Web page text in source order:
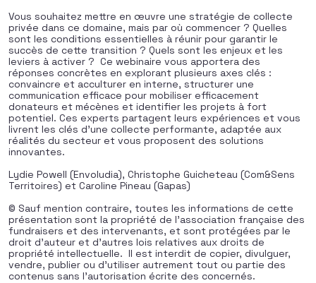
Vous souhaitez mettre en œuvre une stratégie de collecte
privée dans ce domaine, mais par où commencer ? Quelles
sont les conditions essentielles à réunir pour garantir le
succès de cette transition ? Quels sont les enjeux et les
leviers à activer ? Ce webinaire vous apportera des
réponses concrètes en explorant plusieurs axes clés :
convaincre et acculturer en interne, structurer une
communication efficace pour mobiliser efficacement
donateurs et mécènes et identifier les projets à fort
potentiel. Ces experts partagent leurs expériences et vous
livrent les clés d’une collecte performante, adaptée aux
réalités du secteur et vous proposent des solutions
innovantes.
Lydie Powell (Envoludia), Christophe Guicheteau (Com&Sens
Territoires) et Caroline Pineau (Gapas)
© Sauf mention contraire, toutes les informations de cette
présentation sont la propriété de l’association française des
fundraisers et des intervenants, et sont protégées par le
droit d’auteur et d’autres lois relatives aux droits de
propriété intellectuelle. Il est interdit de copier, divulguer,
vendre, publier ou d’utiliser autrement tout ou partie des
contenus sans l’autorisation écrite des concernés.